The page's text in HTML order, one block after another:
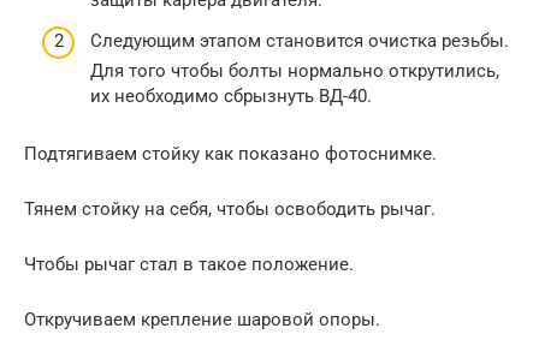
Следующим этапом становится очистка резьбы.
Для того чтобы болты нормально открутились,
их необходимо сбрызнуть ВД-40.
Подтягиваем стойку как показано фотоснимке.
Тянем стойку на себя, чтобы освободить рычаг.
Чтобы рычаг стал в такое положение.
Откручиваем крепление шаровой опоры.